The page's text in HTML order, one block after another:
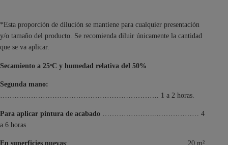
*Esta proporción de dilución se mantiene para cualquier presentación
y/o tamaño del producto. Se recomienda diluir únicamente la cantidad
que se va aplicar.
Secamiento a 25ᵒC y humedad relativa del 50%
Segunda mano:
…………………………………………………………. 1 a 2 horas.
Para aplicar pintura de acabado …………………..……………… 4
a 6 horas
En superficies nuevas:………………………………………….. 20 m²